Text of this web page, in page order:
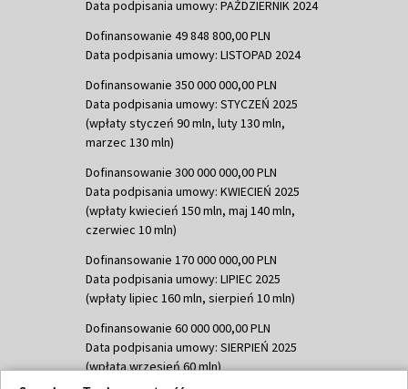
Data podpisania umowy: PAŹDZIERNIK 2024
Dofinansowanie 49 848 800,00 PLN
Data podpisania umowy: LISTOPAD 2024
Dofinansowanie 350 000 000,00 PLN
Data podpisania umowy: STYCZEŃ 2025
(wpłaty styczeń 90 mln, luty 130 mln,
marzec 130 mln)
Dofinansowanie 300 000 000,00 PLN
Data podpisania umowy: KWIECIEŃ 2025
(wpłaty kwiecień 150 mln, maj 140 mln,
czerwiec 10 mln)
Dofinansowanie 170 000 000,00 PLN
Data podpisania umowy: LIPIEC 2025
(wpłaty lipiec 160 mln, sierpień 10 mln)
Dofinansowanie 60 000 000,00 PLN
Data podpisania umowy: SIERPIEŃ 2025
(wpłata wrzesień 60 mln)